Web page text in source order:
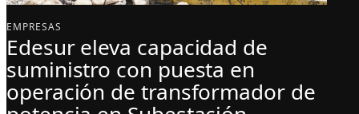
EMPRESAS
Edesur eleva capacidad de
suministro con puesta en
operación de transformador de